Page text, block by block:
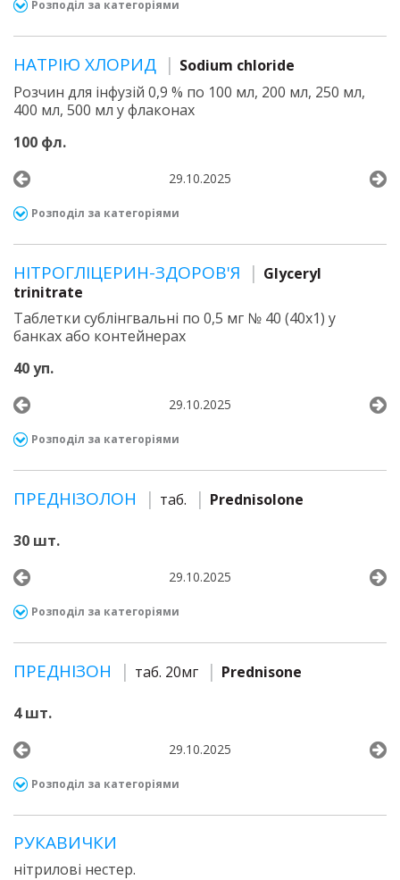
Розподіл за категоріями
НАТРІЮ ХЛОРИД
Sodium chloride
Розчин для інфузій 0,9 % по 100 мл, 200 мл, 250 мл,
400 мл, 500 мл у флаконах
100 фл.
29.10.2025
Розподіл за категоріями
НІТРОГЛІЦЕРИН-ЗДОРОВ'Я
Glyceryl
trinitrate
Таблетки сублінгвальні по 0,5 мг № 40 (40х1) у
банках або контейнерах
40 уп.
29.10.2025
Розподіл за категоріями
ПРЕДНІЗОЛОН таб. Prednisolone
30 шт.
29.10.2025
Розподіл за категоріями
ПРЕДНІЗОН таб. 20мг Prednisone
4 шт.
29.10.2025
Розподіл за категоріями
РУКАВИЧКИ
нітрилові нестер.